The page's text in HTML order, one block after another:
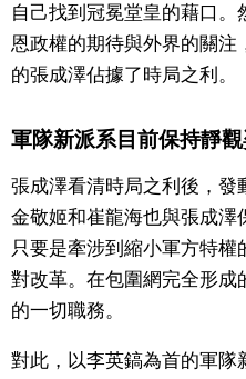
自己找到冠冕堂皇的藉口
恩政權的期待與外界的關注
的張成澤佔據了時局之利。
軍隊新派系目前保持靜
張成澤看清時局之利後，發
金敬姬和崔龍海也與張成澤
只要是牽涉到縮小軍方特
對改革。在包圍網完全形成
的一切職務。
對此，以李英鎬為首的軍隊